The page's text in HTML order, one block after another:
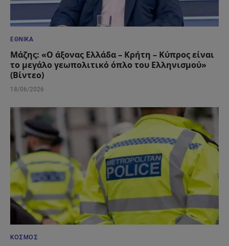
ΕΘΝΙΚΆ
Μάζης: «Ο άξονας Ελλάδα – Κρήτη – Κύπρος είναι
το μεγάλο γεωπολιτικό όπλο του Ελληνισμού»
(Βίντεο)
18/06/2026
ΚΌΣΜΟΣ